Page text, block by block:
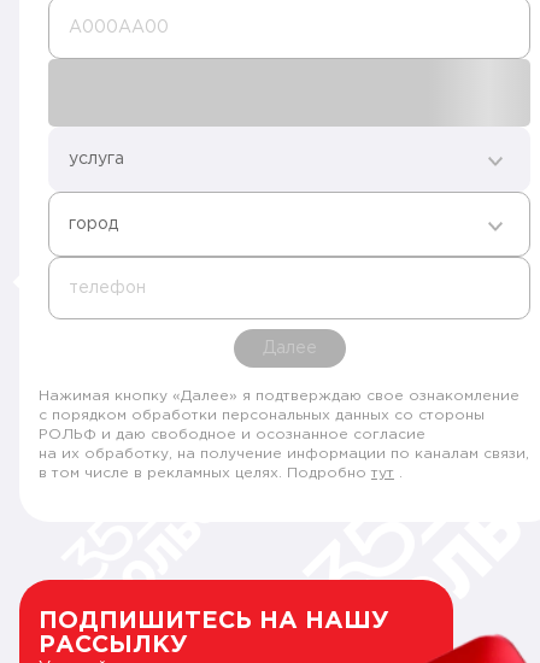
А000AA00
услуга
город
телефон
Далее
Нажимая кнопку «Далее» я подтверждаю свое ознакомление
с порядком обработки персональных данных со стороны
РОЛЬФ и даю свободное и осознанное согласие
на их обработку, на получение информации по каналам связи,
в том числе в рекламных целях. Подробно тут
ПОДПИШИТЕСЬ НА НАШУ
РАССЫЛКУ